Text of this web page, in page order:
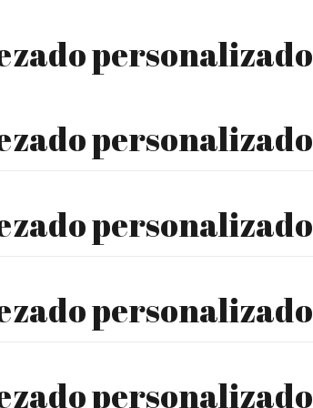
personalizado
personalizado
personalizado
personalizado
personalizado